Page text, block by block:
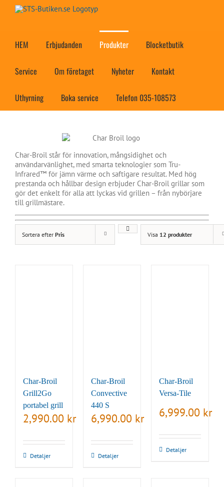
Fortsätt
HEM Erbjudanden Produkter Blocketbutik
Service Om företaget Nyheter Kontakt
Uthyrning Boka service Telefon 035-108573
Char-Broil står för innovation, mångsidighet och
användarvänlighet, med smarta teknologier som Tru-
Infrared™ för jämn värme och saftigare resultat. Med hög
prestanda och hållbar design erbjuder Char-Broil grillar som
gör det enkelt för alla att lyckas vid grillen – från nybörjare
till grillmästare.
Sortera efter Pris Visa 12 produkter
Char-Broil
Grill2Go
portabel grill
2,990.00 kr
Detaljer
Char-Broil
Convective
440 S
6,990.00 kr
Detaljer
Char-Broil
Versa-Tile
6,999.00 kr
Detaljer